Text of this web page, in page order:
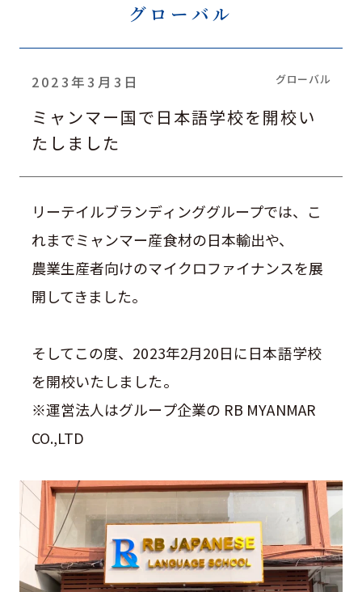
グローバル
2023年3月3日 グローバル
ミャンマー国で日本語学校を開校い
たしました
リーテイルブランディンググループでは、こ
れまでミャンマー産食材の日本輸出や、
農業生産者向けのマイクロファイナンスを展
開してきました。
そしてこの度、2023年2月20日に日本語学校
を開校いたしました。
※運営法人はグループ企業の RB MYANMAR
CO.,LTD